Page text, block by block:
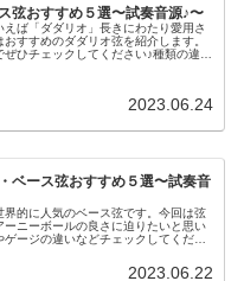
弦おすすめ５選〜試奏音源♪〜
ば「ダダリオ」長きにわたり愛用さ
すすめのダダリオ弦を紹介します。
ぜひチェックしてください♪種類の違う
2023.06.24
ベース弦おすすめ５選〜試奏音
界的に人気のベース弦です。今回は弦
ーニーボールの良さに迫りたいと思い
ゲージの違いなどチェックしてくださ
2023.06.22